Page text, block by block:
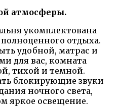
атмосферы.
укомплектована
отдыха.
удобной, матрас и
для вас, комната
тихой и темной.
блокирующие звуки
ночного света,
яркое освещение.